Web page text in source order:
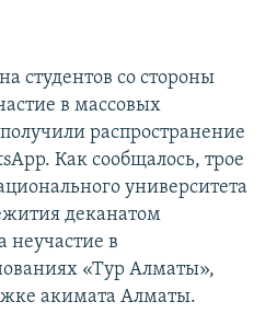
студентов со стороны
в массовых
распространение
Как сообщалось, трое
университета
деканатом
неучастие в
«Тур Алматы»,
акимата Алматы.